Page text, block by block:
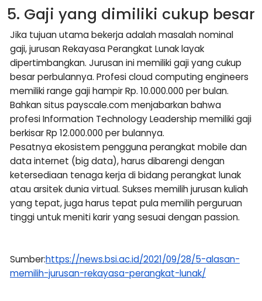
5. Gaji yang dimiliki cukup besar
Jika tujuan utama bekerja adalah masalah nominal
gaji, jurusan Rekayasa Perangkat Lunak layak
dipertimbangkan. Jurusan ini memiliki gaji yang cukup
besar perbulannya. Profesi cloud computing engineers
memiliki range gaji hampir Rp. 10.000.000 per bulan.
Bahkan situs payscale.com menjabarkan bahwa
profesi Information Technology Leadership memiliki gaji
berkisar Rp 12.000.000 per bulannya.
Pesatnya ekosistem pengguna perangkat mobile dan
data internet (big data), harus dibarengi dengan
ketersediaan tenaga kerja di bidang perangkat lunak
atau arsitek dunia virtual. Sukses memilih jurusan kuliah
yang tepat, juga harus tepat pula memilih perguruan
tinggi untuk meniti karir yang sesuai dengan passion.
Sumber:https://news.bsi.ac.id/2021/09/28/5-alasan-
memilih-jurusan-rekayasa-perangkat-lunak/